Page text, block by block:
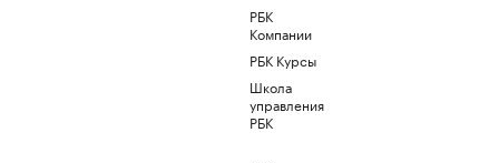
РБК
Компании
РБК Курсы
Школа
управления
РБК